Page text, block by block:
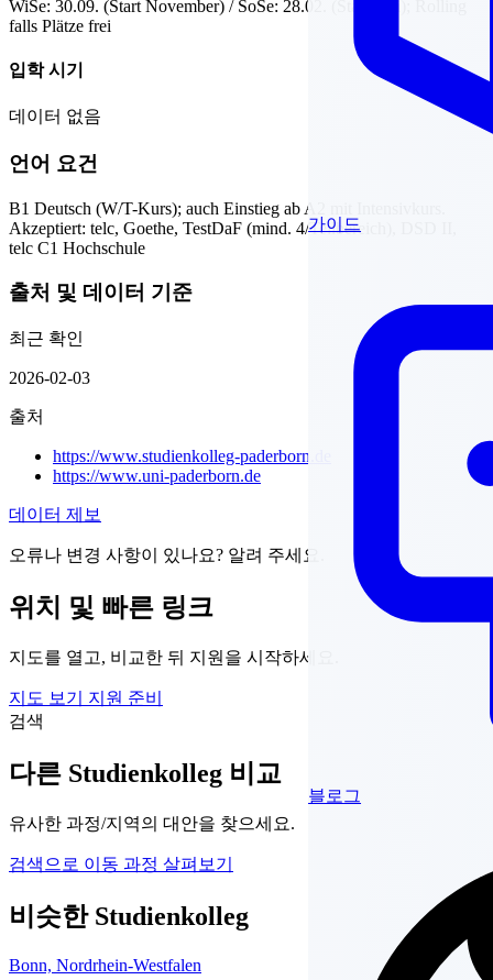
가이드
블로그
WiSe: 30.09. (Start November) / SoSe: 28.02. (Start Mai); Rolling
falls Plätze frei
입학 시기
데이터 없음
언어 요건
B1 Deutsch (W/T-Kurs); auch Einstieg ab A2 mit Intensivkurs.
Akzeptiert: telc, Goethe, TestDaF (mind. 4/Teilbereich), DSD II,
telc C1 Hochschule
출처 및 데이터 기준
최근 확인
2026-02-03
출처
https://www.studienkolleg-paderborn.de
https://www.uni-paderborn.de
데이터 제보
오류나 변경 사항이 있나요? 알려 주세요.
위치 및 빠른 링크
지도를 열고, 비교한 뒤 지원을 시작하세요.
지도 보기 지원 준비
검색
다른 Studienkolleg 비교
유사한 과정/지역의 대안을 찾으세요.
검색으로 이동 과정 살펴보기
비슷한 Studienkolleg
Bonn, Nordrhein-Westfalen